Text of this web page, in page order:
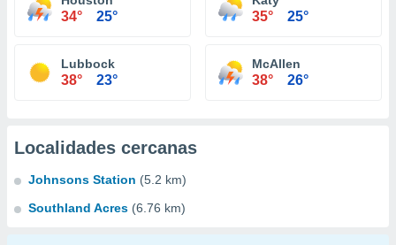
34° 25° 35° 25°
Lubbock
38° 23°
McAllen
38° 26°
Localidades cercanas
Johnsons Station (5.2 km)
Southland Acres (6.76 km)